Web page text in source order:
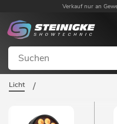
Verkauf nur an
Licht /